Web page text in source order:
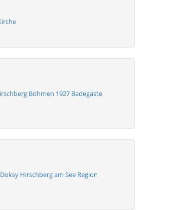
Böhmen 1927 Badegäste
Hirschberg am See Region